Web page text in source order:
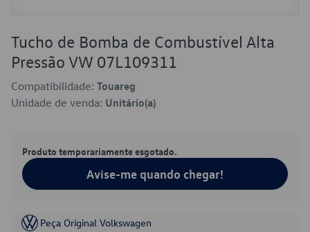
Tucho de Bomba de Combustível Alta
Pressão VW 07L109311
Compatibilidade: Touareg
Unidade de venda: Unitário(a)
Produto temporariamente esgotado.
Avise-me quando chegar!
Peça Original Volkswagen